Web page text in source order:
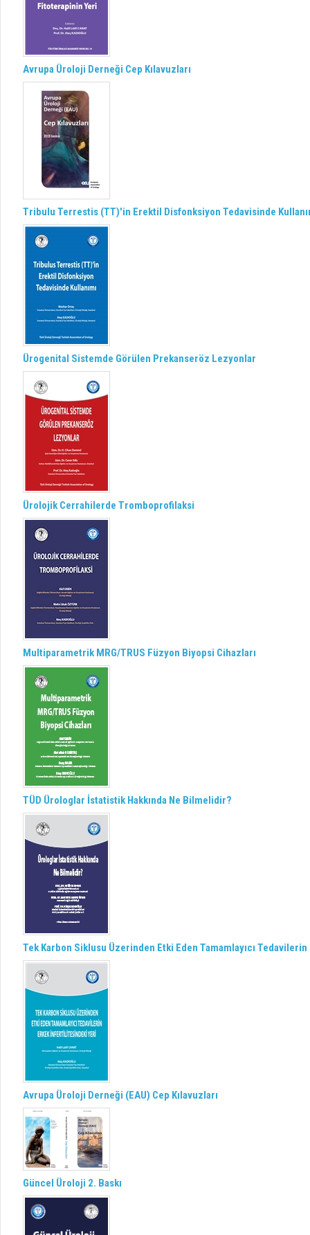
Avrupa Üroloji Derneği Cep Kılavuzları
Tribulu Terrestis (TT)'in Erektil Disfonksiyon Tedavisinde
Ürogenital Sistemde Görülen Prekanseröz Lezyonlar
Ürolojik Cerrahilerde Tromboprofilaksi
Multiparametrik MRG/TRUS Füzyon Biyopsi Cihazları
TÜD Ürologlar İstatistik Hakkında Ne Bilmelidir?
Tek Karbon Siklusu Üzerinden Etki Eden Tamamlayıcı
Avrupa Üroloji Derneği (EAU) Cep Kılavuzları
Güncel Üroloji 2. Baskı